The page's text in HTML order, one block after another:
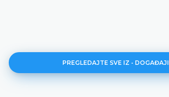
PREGLEDAJTE SVE IZ - DOGAĐAJI